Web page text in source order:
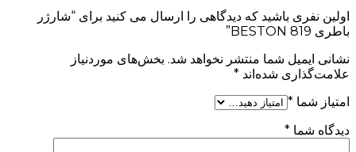
اولین نفری باشید که دیدگاهی را ارسال می کنید برای “شارژر
باطری BESTON 819”
نشانی ایمیل شما منتشر نخواهد شد. بخش‌های موردنیاز
علامت‌گذاری شده‌اند *
امتیاز شما *
دیدگاه شما *